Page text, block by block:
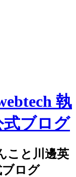
こと川邊英
ログ